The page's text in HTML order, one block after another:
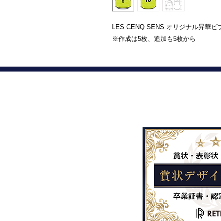
LES CENQ SENS オリジナル昇華ビ
※作成は5枚、追加も5枚から